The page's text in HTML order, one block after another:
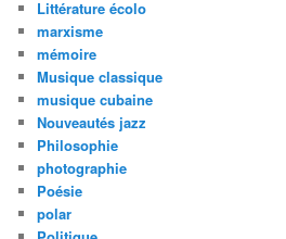
Littérature écolo
marxisme
mémoire
Musique classique
musique cubaine
Nouveautés jazz
Philosophie
photographie
Poésie
polar